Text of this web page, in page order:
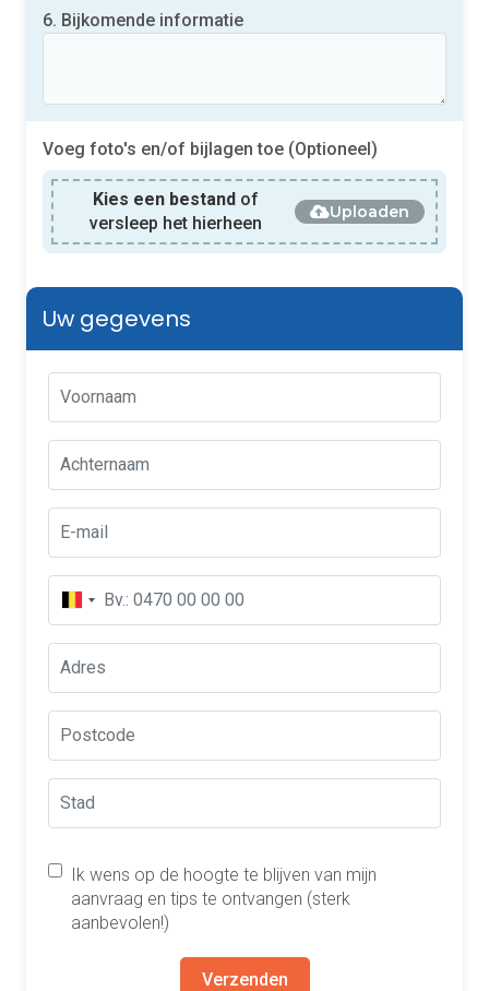
6. Bijkomende informatie
Voeg foto's en/of bijlagen toe (Optioneel)
Kies een bestand of
versleep het hierheen
Uploaden
Uw gegevens
Ik wens op de hoogte te blijven van mijn
aanvraag en tips te ontvangen (sterk
aanbevolen!)
Verzenden